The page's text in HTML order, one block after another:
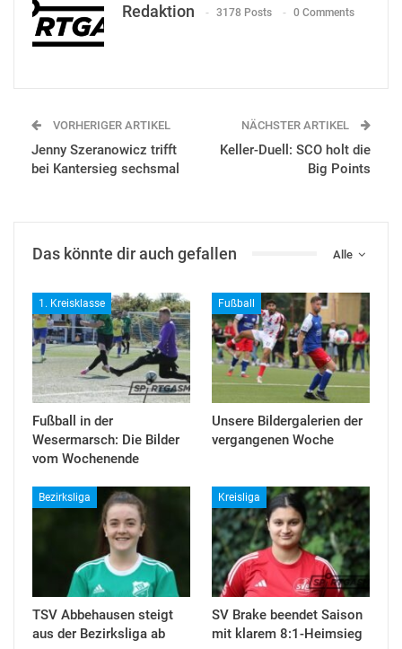
Redaktion 3178 Posts 0 Comments
VORHERIGER ARTIKEL
Jenny Szeranowicz trifft
bei Kantersieg sechsmal
NÄCHSTER ARTIKEL
Keller-Duell: SCO holt die
Big Points
Alle
Das könnte dir auch gefallen
1. Kreisklasse
Fußball in der
Wesermarsch: Die Bilder
vom Wochenende
Fußball
Unsere Bildergalerien der
vergangenen Woche
Bezirksliga
TSV Abbehausen steigt
aus der Bezirksliga ab
Kreisliga
SV Brake beendet Saison
mit klarem 8:1-Heimsieg